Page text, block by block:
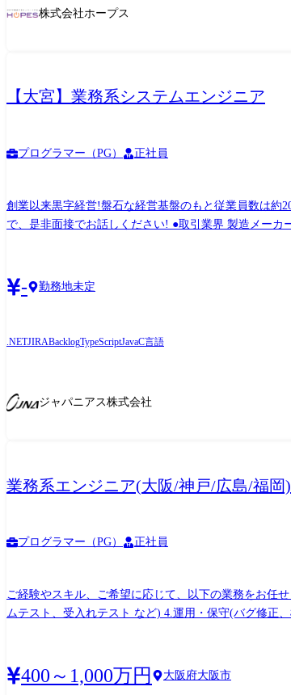
株式会社ホープス
【大宮】業務系システムエンジニア
プログラマー（PG） 正社員
創業以来黒字経営!盤石な経営基盤のもと従業員数は約2000人を超え取引先か
で、是非面接でお話しください! ●取引業界 製造メーカー、通信キャリア、金融、流通、官公庁 等 ●開発環境 Java / C# / .NET / JavaScript / TypeScript / COBOL / Oracle Database / SQL Server
- 勤務地未定
.NETJIRABacklogTypeScriptJavaC言語
ジャパニアス株式会社
業務系エンジニア(大阪/神戸/広島/福岡)
プログラマー（PG） 正社員
ご経験やスキル、ご希望に応じて、以下の業務をお任せします。 1.要件定義・設計 2.開発・実装(プログラミング、ユニットテスト、システム連携 など) 3.テスト
ムテスト、受入れテスト など) 4.運用・保守(バグ修正、機能追加、パフォーマンス改善 など) <お勧めポイン
験・スキル、要望などに合わせてPL/CL/PM業務に従事していただく
管理システムの保守業務 ・大手ガスメーカー 原料購
400～1,000万円 大阪府大阪市